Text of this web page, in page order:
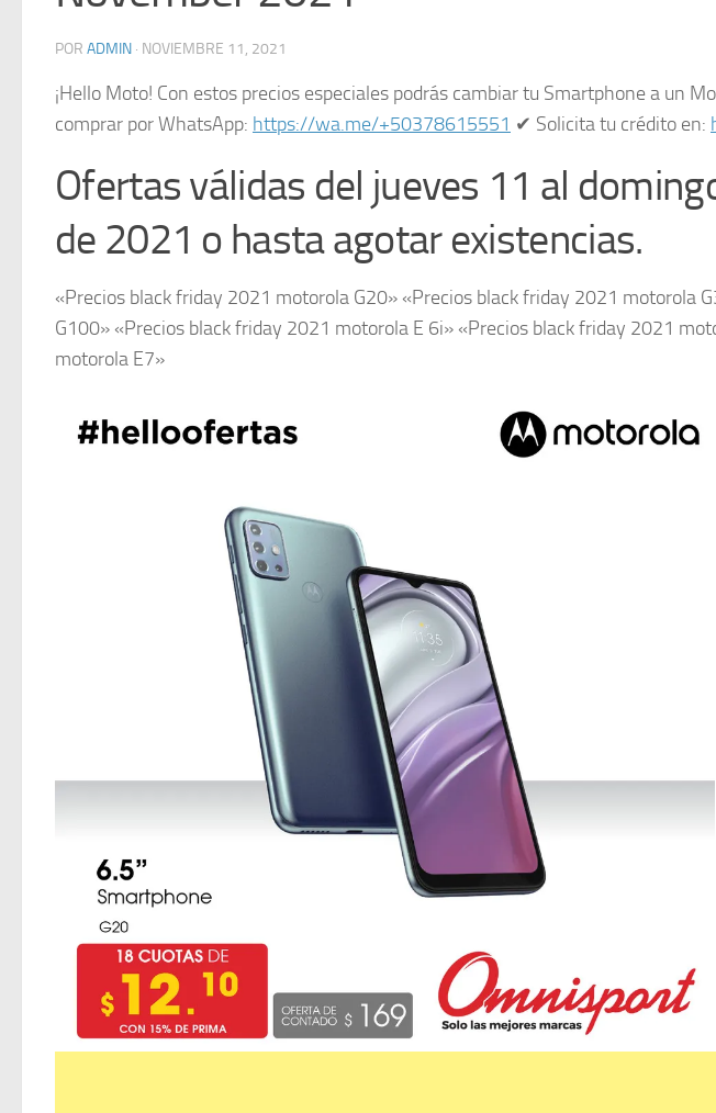
POR ADMIN · NOVIEMBRE 11, 2021
¡Hello Moto! Con estos precios especiales podrás cambiar tu Smartphone a un
comprar por WhatsApp: https://wa.me/+50378615551 ✔︎ Solicita tu crédito en:
Ofertas válidas del jueves 11 al
de 2021 o hasta agotar existencias.
«Precios black friday 2021 motorola G20» «Precios black friday 2021 motorola
G100» «Precios black friday 2021 motorola E 6i» «Precios black friday 2021
motorola E7»